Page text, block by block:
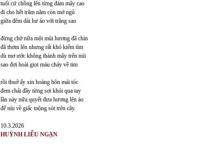
tuổi cứ chồng lên từng đám mây cao
đi cho hết trăm năm còn mớ ngủ
giữa đêm dài hư ảo với trăng sao
đừng chờ nữa một mùi hương đã chín
đã thơm lên nhưng rất khó kiếm tìm
dù mơ ước không thành mây trên núi
sao đợi hoài giọt máu chảy về tim
rồi thuở ấy xin hoàng hôn mái tóc
đem chải đầy từng sợi khói qua tay
lần này nữa quyết đưa hương lên áo
để níu về giấc mộng sót trên cây.
10.3.2026
HUỲNH LIỄU NGẠN